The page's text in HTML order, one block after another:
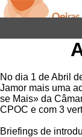
No dia 1 de Abril
Jamor mais uma
se Mais» da
CPOC e com 3
Briefings de